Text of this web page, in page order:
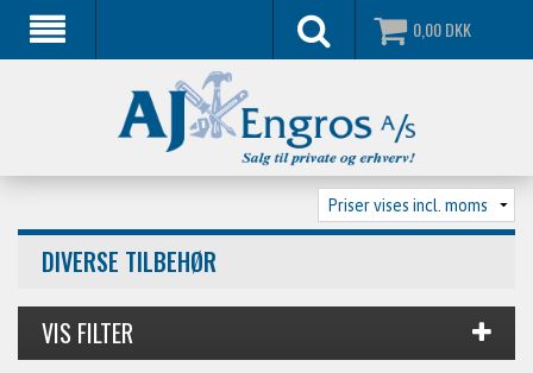
0,00DKK
DIVERSE TILBEHØR